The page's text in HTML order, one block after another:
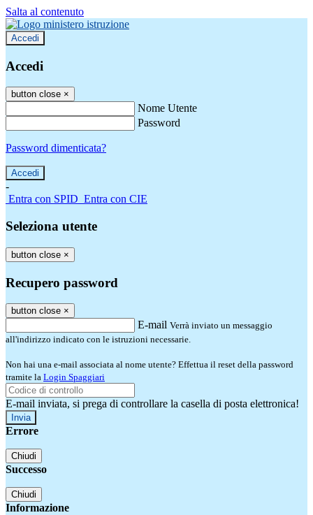
Salta al contenuto
Accedi
Accedi
button close ×
Nome Utente
Password
Password dimenticata?
-
Entra con SPID Entra con CIE
Seleziona utente
button close ×
Recupero password
button close ×
E-mail Verrà inviato un messaggio
all'indirizzo indicato con le istruzioni necessarie.
Non hai una e-mail associata al nome utente? Effettua il reset della password
tramite la Login Spaggiari
E-mail inviata, si prega di controllare la casella di posta elettronica!
Errore
Chiudi
Successo
Chiudi
Informazione